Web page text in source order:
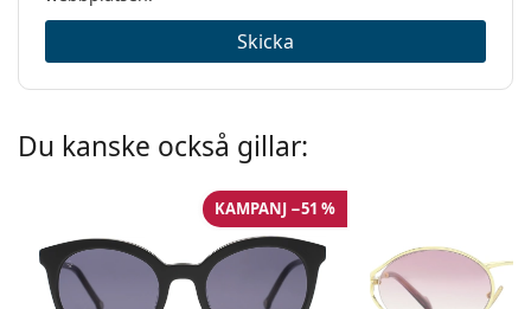
Skicka
Du kanske också gillar:
KAMPANJ −51 %